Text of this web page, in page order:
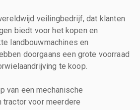
veilingbedrijf, dat klanten
biedt voor het kopen en
landbouwmachines en
doorgaans een grote voorraad
te koop.
van een mechanische
tractor voor meerdere